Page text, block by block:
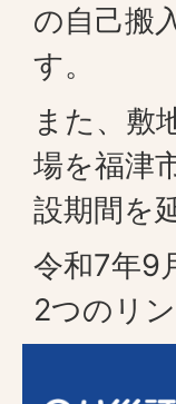
の自己搬
す。
また、敷
場を福津
設期間を
令和7年9
2つのリ